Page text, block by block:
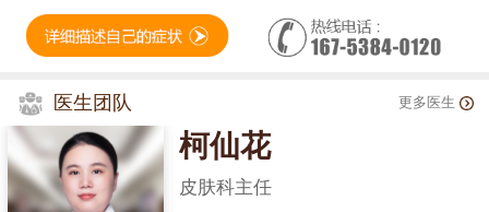
医生团队 更多医生
柯仙花
皮肤科主任